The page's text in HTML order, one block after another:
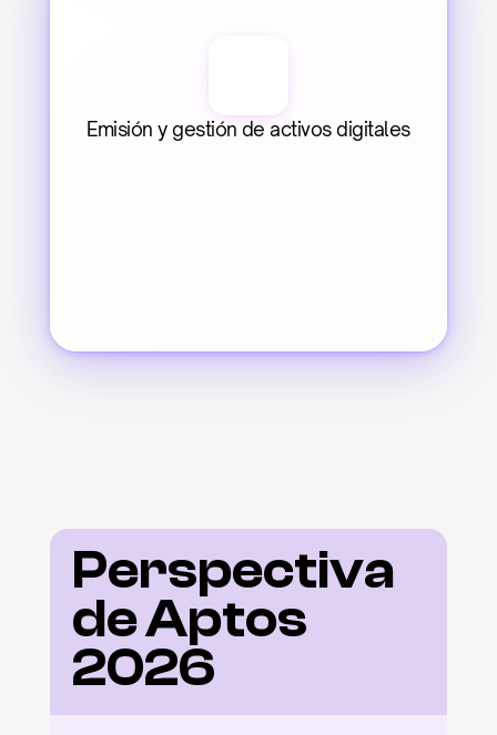
Emisión y gestión de activos digitales
Perspectiva
de Aptos
2026